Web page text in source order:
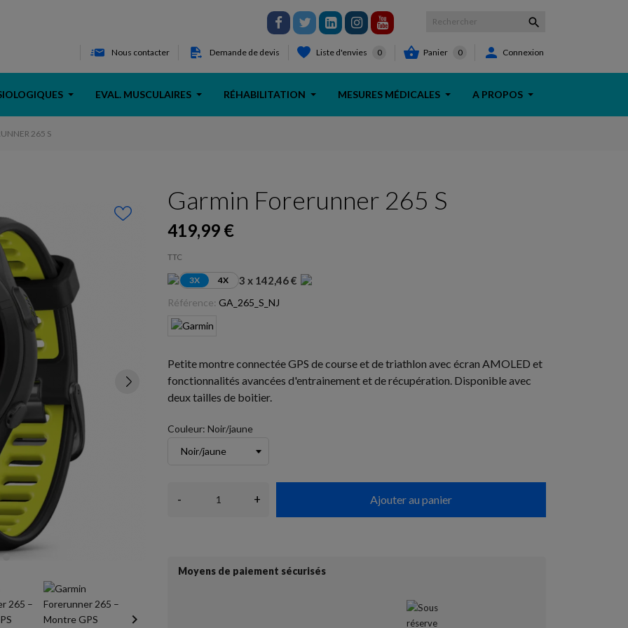

Nous contacter Demande de devis Liste d'envies 0  Panier 0  Connexion
EVAL. MUSCULAIRES RÉHABILITATION MESURES MÉDICALES A PROPOS
265 S
keyboard_arrow_right
Garmin Forerunner 265 S
419,99 €
TTC
3X 4X 3 x 142,46 €
Référence: GA_265_S_NJ
Petite montre connectée GPS de course et de triathlon avec écran AMOLED et
fonctionnalités avancées d'entrainement et de récupération. Disponible avec
deux tailles de boitier.
Couleur: Noir/jaune
- + Ajouter au panier
Moyens de paiement sécurisés